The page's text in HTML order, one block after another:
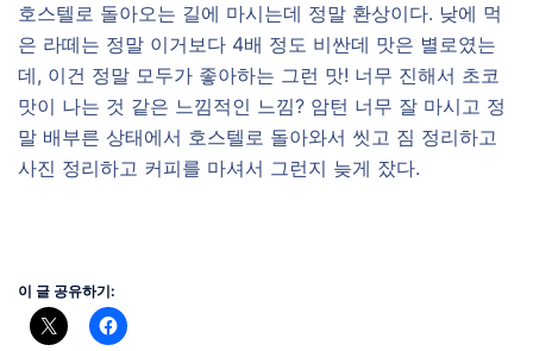
호스텔로 돌아오는 길에 마시는데 정말 환상이다. 낮에 먹
은 라떼는 정말 이거보다 4배 정도 비싼데 맛은 별로였는
데, 이건 정말 모두가 좋아하는 그런 맛! 너무 진해서 초코
맛이 나는 것 같은 느낌적인 느낌? 암턴 너무 잘 마시고 정
말 배부른 상태에서 호스텔로 돌아와서 씻고 짐 정리하고
사진 정리하고 커피를 마셔서 그런지 늦게 잤다.
이 글 공유하기: